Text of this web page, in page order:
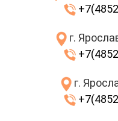
г.
г.